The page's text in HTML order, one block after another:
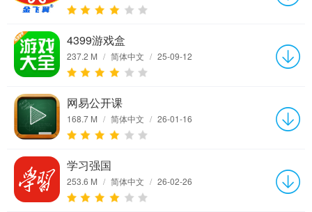
4399游戏盒
237.2 M / 简体中文 / 25-09-12
网易公开课
168.7 M / 简体中文 / 26-01-16
学习强国
253.6 M / 简体中文 / 26-02-26